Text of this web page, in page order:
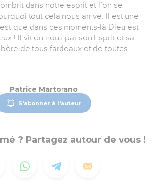
dans notre esprit et l’on se
tout cela nous arrive. Il est une
que dans ces moments-là Dieu est
! Il vit en nous par son Esprit et sa
de tous fardeaux et de toutes
Patrice Martorano
S'abonner à l'auteur
? Partagez autour de vous !